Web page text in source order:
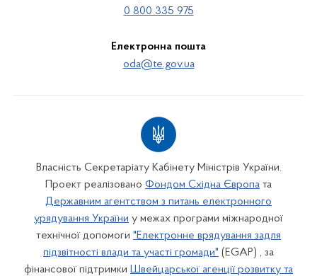
0 800 335 975
Електронна пошта
oda@te.gov.ua
Власність Секретаріату Кабінету Міністрів України.
Проект реалізовано Фондом Східна Європа та
Державним агентством з питань електронного
урядування України у межах програми міжнародної
технічної допомоги "Електронне врядування задля
підзвітності влади та участі громади" (EGAP) , за
фінансової підтримки Швейцарської агенції розвитку та